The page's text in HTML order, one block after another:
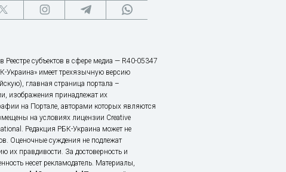
Реестре субъектов в сфере медиа — R40-05347
имеет трехязычную версию
главная страница портала –
изображения принадлежат их
на Портале, авторами которых являются
на условиях лицензии Creative
Редакция РБК-Украина может не
Оценочные суждения не подлежат
их правдивости. За достоверность и
несет рекламодатель. Материалы,